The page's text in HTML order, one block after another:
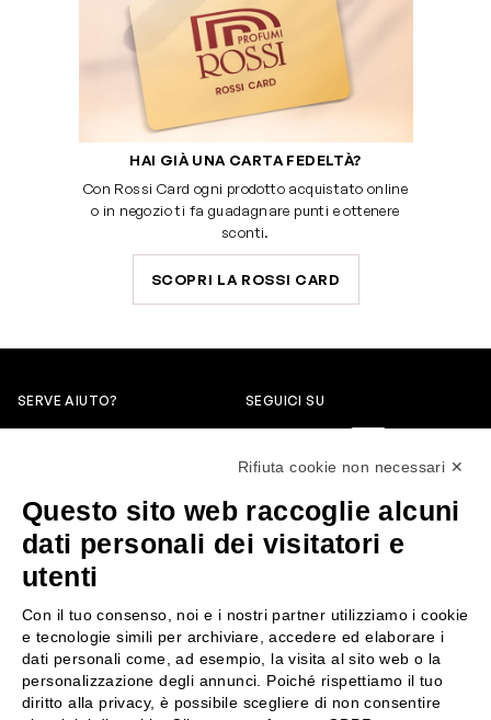
HAI GIÀ UNA CARTA FEDELTÀ?
Con Rossi Card ogni prodotto acquistato online
o in negozio ti fa guadagnare punti e ottenere
sconti.
SCOPRI LA ROSSI CARD
SERVE AIUTO?
servizioclienti@rossiprofumi.it
SEGUICI SU
SERVIZIO CLIENTI
Resi e rimborsi
Pagamenti
Spedizione
Condizioni generali di vendita
Chi siamo
Contattaci
Negozi
Attiva la Rossi Card
Rifiuta cookie non necessari ✕
Questo sito web raccoglie alcuni
dati personali dei visitatori e
utenti
Con il tuo consenso, noi e i nostri partner utilizziamo i cookie
e tecnologie simili per archiviare, accedere ed elaborare i
dati personali come, ad esempio, la visita al sito web o la
personalizzazione degli annunci. Poiché rispettiamo il tuo
diritto alla privacy, è possibile scegliere di non consentire